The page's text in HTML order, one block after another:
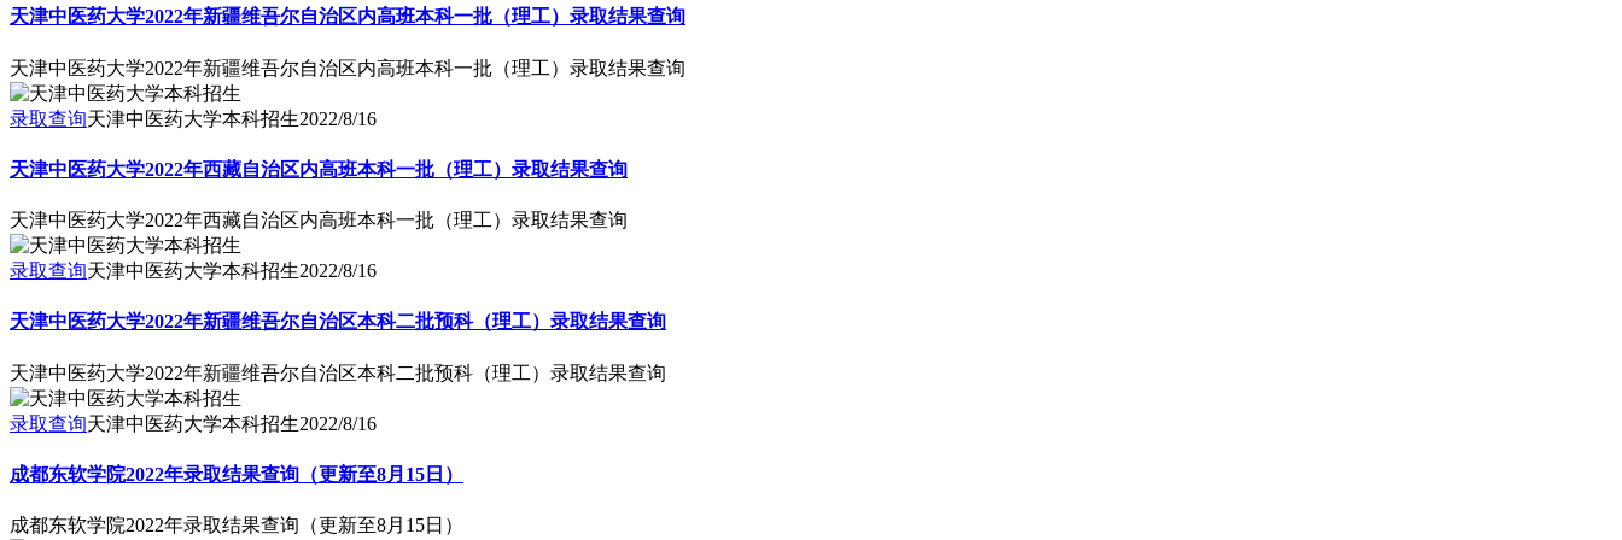
天津中医药大学2022年新疆维吾尔自治区内高班本科一批（理工）录取结果查询
天津中医药大学2022年新疆维吾尔自治区内高班本科一批（理工）录取结果查询
录取查询天津中医药大学本科招生2022/8/16
天津中医药大学2022年西藏自治区内高班本科一批（理工）录取结果查询
天津中医药大学2022年西藏自治区内高班本科一批（理工）录取结果查询
录取查询天津中医药大学本科招生2022/8/16
天津中医药大学2022年新疆维吾尔自治区本科二批预科（理工）录取结果查询
天津中医药大学2022年新疆维吾尔自治区本科二批预科（理工）录取结果查询
录取查询天津中医药大学本科招生2022/8/16
成都东软学院2022年录取结果查询（更新至8月15日）
成都东软学院2022年录取结果查询（更新至8月15日）